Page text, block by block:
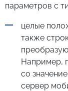
параметров с
целые
также
Например,
со
сервер